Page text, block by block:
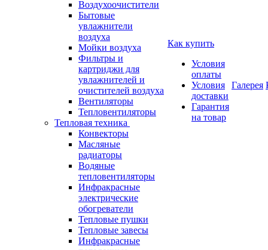
Воздухоочистители
Бытовые
увлажнители
воздуха
Мойки воздуха
Фильтры и
картриджи для
увлажнителей и
очистителей воздуха
Вентиляторы
Тепловентиляторы
Тепловая техника
Конвекторы
Масляные
радиаторы
Водяные
тепловентиляторы
Инфракрасные
электрические
обогреватели
Тепловые пушки
Тепловые завесы
Инфракрасные
Как купить
Условия
оплаты
Условия
доставки
Гарантия
на товар
Галерея